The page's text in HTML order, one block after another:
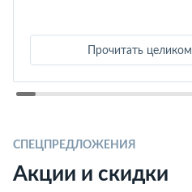
Прочитать целиком
СПЕЦПРЕДЛОЖЕНИЯ
Акции и скидки